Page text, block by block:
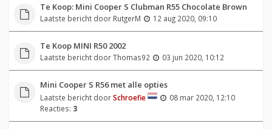
Te Koop: Mini Cooper S Clubman R55 Chocolate Brown
Laatste bericht door RutgerM 12 aug 2020, 09:10
Te Koop MINI R50 2002
Laatste bericht doorThomas92 03 jun 2020, 10:12
Mini Cooper S R56 met alle opties
Laatste bericht doorSchroefie
08 mar 2020, 12:10
Reacties: 3